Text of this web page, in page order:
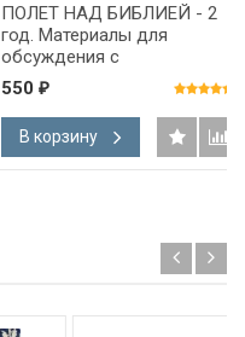
ПОЛЕТ НАД БИБЛИЕЙ - 2
год. Материалы для
обсуждения с
подростками. Джон Гериг
550 ₽
В корзину